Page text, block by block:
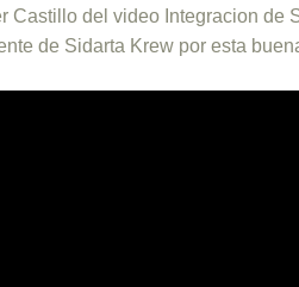
Castillo del video Integracion
de Sidarta Krew por esta